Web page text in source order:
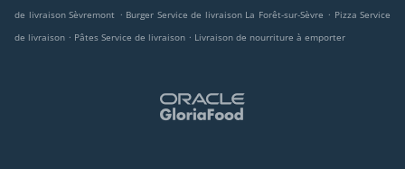
de livraison Sèvremont . Burger Service de livraison La Forêt-sur-Sèvre . Pizza Service
de livraison . Pâtes Service de livraison . Livraison de nourriture à emporter